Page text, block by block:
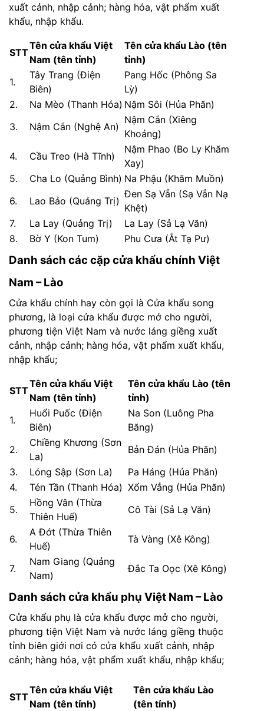
xuất cảnh, nhập cảnh; hàng hóa, vật phẩm xuất
khẩu, nhập khẩu.
STT
Tên cửa khẩu Việt
Nam (tên tỉnh)
Tên cửa khẩu Lào (tên
tỉnh)
1.
Tây Trang (Điện
Biên)
Pang Hốc (Phông Sa
Lỳ)
2.
Na Mèo (Thanh Hóa) Nậm Sôi (Hủa Phăn)
3.
Nậm Cắn (Nghệ An)
Nậm Cắn (Xiêng
Khoảng)
4.
Cầu Treo (Hà Tĩnh)
Nậm Phao (Bo Ly Khăm
Xay)
5.
Cha Lo (Quảng Bình) Na Phậu (Khăm Muồn)
6.
Lao Bảo (Quảng Trị)
Đen Sạ Vẳn (Sạ Vẳn Nạ
Khệt)
7.
La Lay (Quảng Trị)
La Lay (Sả Lạ Văn)
8.
Bờ Y (Kon Tum) Phu Cưa (Ắt Tạ Pư)
Danh sách các cặp cửa khẩu chính Việt
Nam – Lào
Cửa khẩu chính hay còn gọi là Cửa khẩu song
phương, là loại cửa khẩu được mở cho người,
phương tiện Việt Nam và nước láng giềng xuất
cảnh, nhập cảnh; hàng hóa, vật phẩm xuất khẩu,
nhập khẩu;
STT
Tên cửa khẩu Việt
Nam (tên tỉnh)
Tên cửa khẩu Lào (tên
tỉnh)
1.
Huổi Puốc (Điện
Biên)
Na Son (Luông Pha
Băng)
2.
Chiềng Khương (Sơn
La)
Bản Đán (Hủa Phăn)
3.
Lóng Sập (Sơn La)
Pa Háng (Hủa Phăn)
4.
Tén Tần (Thanh Hóa) Xổm Vẳng (Hủa Phăn)
5.
Hồng Vân (Thừa
Thiên Huế)
Cô Tài (Sả Lạ Văn)
6.
A Đớt (Thừa Thiên
Huế)
Tà Vàng (Xê Kông)
7.
Nam Giang (Quảng
Nam)
Đắc Ta Oọc (Xê Kông)
Danh sách cửa khẩu phụ Việt Nam – Lào
Cửa khẩu phụ là cửa khẩu được mở cho người,
phương tiện Việt Nam và nước láng giềng thuộc
tỉnh biên giới nơi có cửa khẩu xuất cảnh, nhập
cảnh; hàng hóa, vật phẩm xuất khẩu, nhập khẩu;
STT
Tên cửa khẩu Việt
Nam (tên tỉnh)
Tên cửa khẩu Lào
(tên tỉnh)